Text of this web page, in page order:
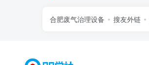
合肥废气治理设备 搜友外链